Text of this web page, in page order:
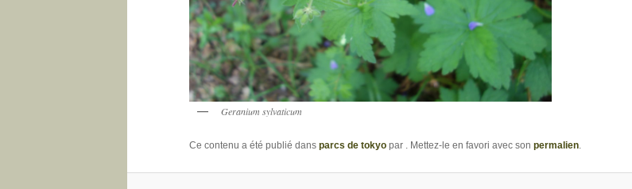
Geranium sylvaticum
Ce contenu a été publié dans parcs de tokyopar . Mettez-le en favori avec son permalien.